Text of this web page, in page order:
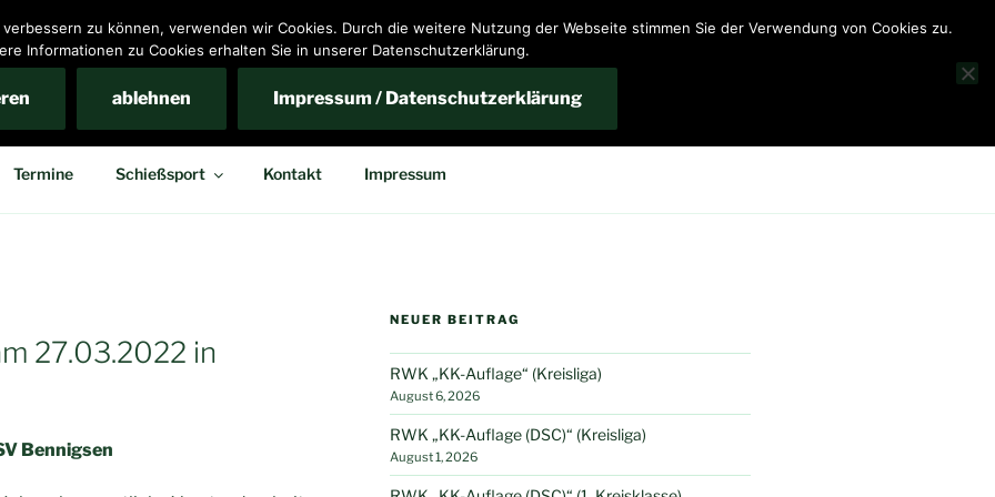
Bennigsen e.V.
Termine Schießsport Kontakt Impressum
27.03.2022 in
Bennigsen
NEUER BEITRAG
RWK „KK-Auflage“ (Kreisliga)
August 6, 2026
RWK „KK-Auflage (DSC)“ (Kreisliga)
August 1, 2026
zu können, verwenden wir Cookies. Durch die weitere Nutzung der Webseite stimmen Sie der Verwendung von Cookies zu.
Informationen zu Cookies erhalten Sie in unserer Datenschutzerklärung.
ablehnen Impressum / Datenschutzerklärung